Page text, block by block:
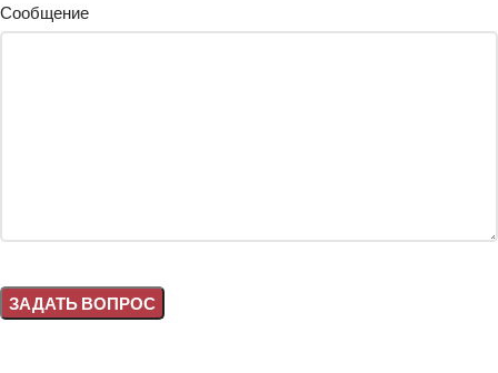
Сообщение